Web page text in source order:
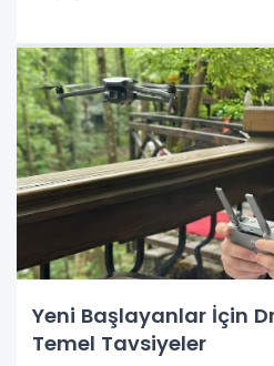
Yeni Başlayanlar İçin
Temel Tavsiyeler